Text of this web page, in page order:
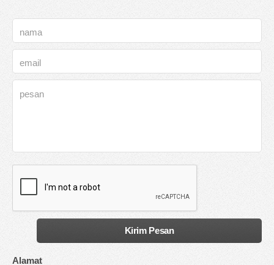
Alamat